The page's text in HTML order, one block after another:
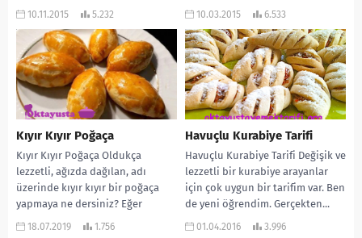
yanında bu lezzetli ve kurabiye
10.11.2015 5.232
hep isteyecekler…...
10.03.2015 6.533
Kıyır Kıyır Poğaça
Kıyır Kıyır Poğaça Oldukça
lezzetli, ağızda dağılan, adı
üzerinde kıyır kıyır bir poğaça
yapmaya ne dersiniz? Eğer
cevabınız evetse bu...
18.07.2019 1.756
Havuçlu Kurabiye Tarifi
Havuçlu Kurabiye Tarifi Değişik ve
lezzetli bir kurabiye arayanlar
için çok uygun bir tarifim var. Ben
de yeni öğrendim. Gerçekten...
01.04.2016 3.996